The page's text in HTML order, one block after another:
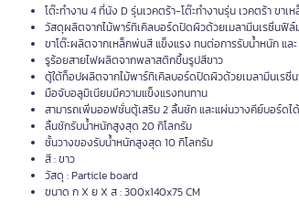
โต๊ะทำงาน 4 ที่นัง D รุ่นเวคตร้า-โต๊ะทำงานรุ่น เวคตร้า ขา
วัสดุผลิตจากไม้พาร์ทิเคิลบอร์ดปิดผิวด้วยเมลามีนเรซิ่นฟิ
ขาโต๊ะผลิตจากเหล็กพ่นสี แข็งแรง ทนต่อการรับน้ำหนัก แ
รูร้อยสายไฟผลิตจากพลาสติกขึ้นรูปสีขาว
ตู้ใต้ท็อปผลิตจากไม้พาร์ทิเคิลบอร์ดปิดผิวด้วยเมลามีนเร
มือจับอลูมิเนียมมีความแข็งแรงทนทาน
สามารถเพิ่มออฟชั่นตู้เสริม 2 ลิ้นชัก และแผ่นวางคีย์บอร์ดได้
ลิ้นชักรับน้ำหนักสูงสุด 20 กิโลกรัม
ชั้นวางของรับน้ำหนักสูงสุด 10 กิโลกรัม
สี : ขาว
วัสดุ : Particle board
ขนาด ก X ย X ส : 300x140x75 CM